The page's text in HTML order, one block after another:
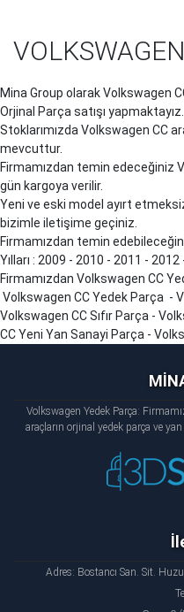
Mina Group olarak Volkswagen
Orjinal Parça satışı yapmaktayız.
Stoklarımızda Volkswagen CC
mevcuttur.
Firmamızdan temin edeceğiniz
gün kargoya verilir.
Yeni ve eski model ayırt
bizimle iletişime geçiniz.
Firmamızdan temin
Yılları : 2009 - 2010 - 2011 -
Firmamızdan Volkswagen CC
Volkswagen CC Yedek Parça -
Volkswagen CC Sıfır Parça -
CC Yeni Yan Sanayi Parça -
Volkswagen Yedek Parça:
araçların orjinal yedek parça ve
Adres: Bostancı San. Sit.